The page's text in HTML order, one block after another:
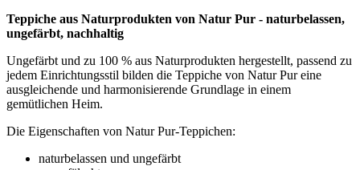
Teppiche aus Naturprodukten von Natur Pur - naturbelassen,
ungefärbt, nachhaltig
Ungefärbt und zu 100 % aus Naturprodukten hergestellt, passend zu
jedem Einrichtungsstil bilden die Teppiche von Natur Pur eine
ausgleichende und harmonisierende Grundlage in einem
gemütlichen Heim.
Die Eigenschaften von Natur Pur-Teppichen:
naturbelassen und ungefärbt